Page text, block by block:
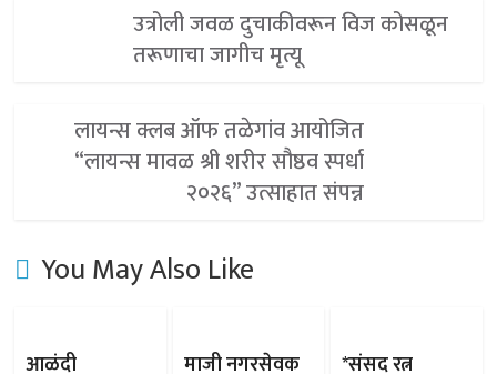
उत्रोली जवळ दुचाकीवरून विज कोसळून
तरूणाचा जागीच मृत्यू
लायन्स क्लब ऑफ तळेगांव आयोजित
“लायन्स मावळ श्री शरीर सौष्ठव स्पर्धा
२०२६” उत्साहात संपन्न
You May Also Like
आळंदी माजी नगरसेवक *संसद रत्न